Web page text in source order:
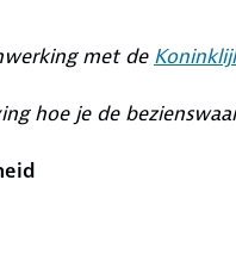
met de
hoe je de